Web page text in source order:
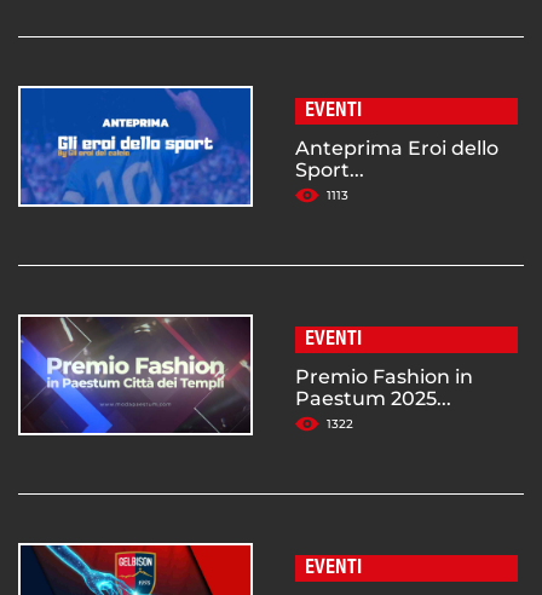
EVENTI
Anteprima Eroi dello
Sport...
1113
EVENTI
Premio Fashion in
Paestum 2025...
1322
EVENTI